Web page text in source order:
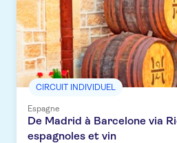
CIRCUIT INDIVIDUEL
Espagne
De Madrid à Barcelone via
espagnoles et vin